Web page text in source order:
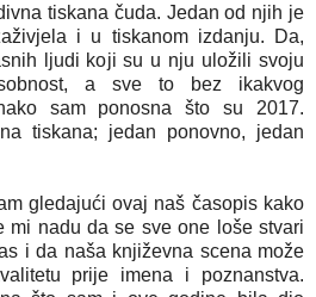
tiskana čuda. Jedan od njih je
i u tiskanom izdanju. Da,
ljudi koji su u nju uložili svoju
a sve to bez ikakvog
sam ponosna što su 2017.
tiskana; jedan ponovno, jedan
gledajući ovaj naš časopis kako
mi nadu da se sve one loše stvari
i da naša književna scena može
prije imena i poznanstva.